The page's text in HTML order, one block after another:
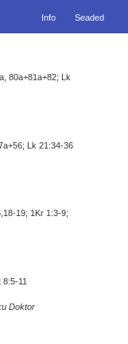
Info Seaded
80a+81a+82; Lk
Lk 21:34-36
19; 1Kr 1:3-9;
11
Doktor